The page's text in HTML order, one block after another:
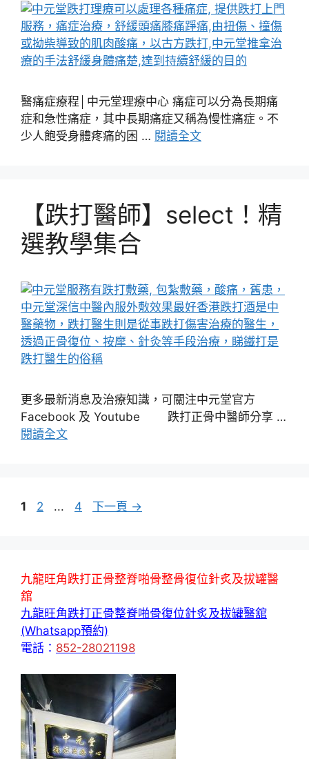
醫痛症療程│中元堂理療中心 痛症可以分為長期痛
症和急性痛症，其中長期痛症又稱為慢性痛症。不
少人飽受身體疼痛的困 … 閱讀全文
【跌打醫師】select！精
選教學集合
更多最新消息及治療知識，可關注中元堂官方
Facebook 及 Youtube 跌打正骨中醫師分享 …
閱讀全文
頁
1
頁
2 ...
頁
4 下一頁 →
九龍旺角跌打正骨整脊啪骨整骨復位針炙及拔罐醫
舘
九龍旺角跌打正骨整脊啪骨復位針炙及拔罐醫舘
(Whatsapp預約)
電話： 852-28021198